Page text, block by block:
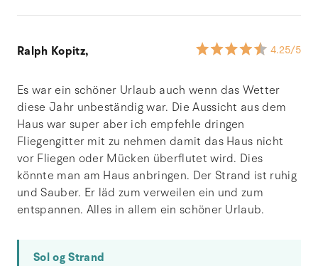
Ralph Kopitz, 4.25/5
Es war ein schöner Urlaub auch wenn das Wetter
diese Jahr unbeständig war. Die Aussicht aus dem
Haus war super aber ich empfehle dringen
Fliegengitter mit zu nehmen damit das Haus nicht
vor Fliegen oder Mücken überflutet wird. Dies
könnte man am Haus anbringen. Der Strand ist ruhig
und Sauber. Er läd zum verweilen ein und zum
entspannen. Alles in allem ein schöner Urlaub.
Sol og Strand